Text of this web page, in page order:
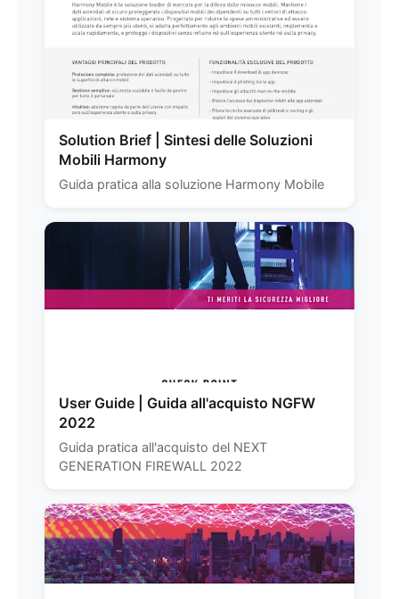
Solution Brief | Sintesi delle Soluzioni
Mobili Harmony
Guida pratica alla soluzione Harmony Mobile
User Guide | Guida all'acquisto NGFW
2022
Guida pratica all'acquisto del NEXT
GENERATION FIREWALL 2022